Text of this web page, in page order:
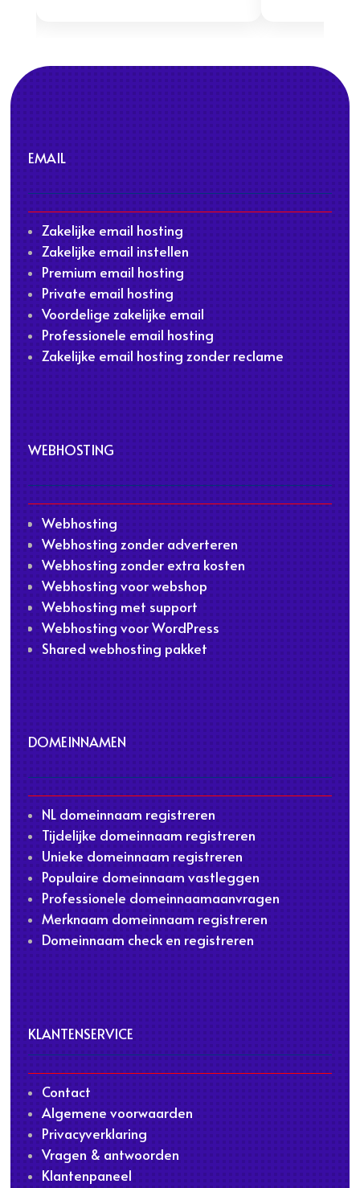
EMAIL
Zakelijke email hosting
Zakelijke email instellen
Premium email hosting
Private email hosting
Voordelige zakelijke email
Professionele email hosting
Zakelijke email hosting zonder reclame
WEBHOSTING
Webhosting
Webhosting zonder adverteren
Webhosting zonder extra kosten
Webhosting voor webshop
Webhosting met support
Webhosting voor WordPress
Shared webhosting pakket
DOMEINNAMEN
NL domeinnaam registreren
Tijdelijke domeinnaam registreren
Unieke domeinnaam registreren
Populaire domeinnaam vastleggen
Professionele domeinnaamaanvragen
Merknaam domeinnaam registreren
Domeinnaam check en registreren
KLANTENSERVICE
Contact
Algemene voorwaarden
Privacyverklaring
Vragen & antwoorden
Klantenpaneel